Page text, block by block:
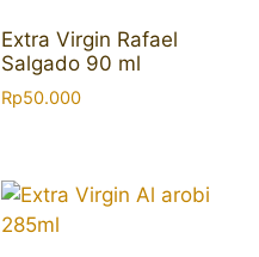
Extra Virgin Rafael
Salgado 90 ml
Rp50.000